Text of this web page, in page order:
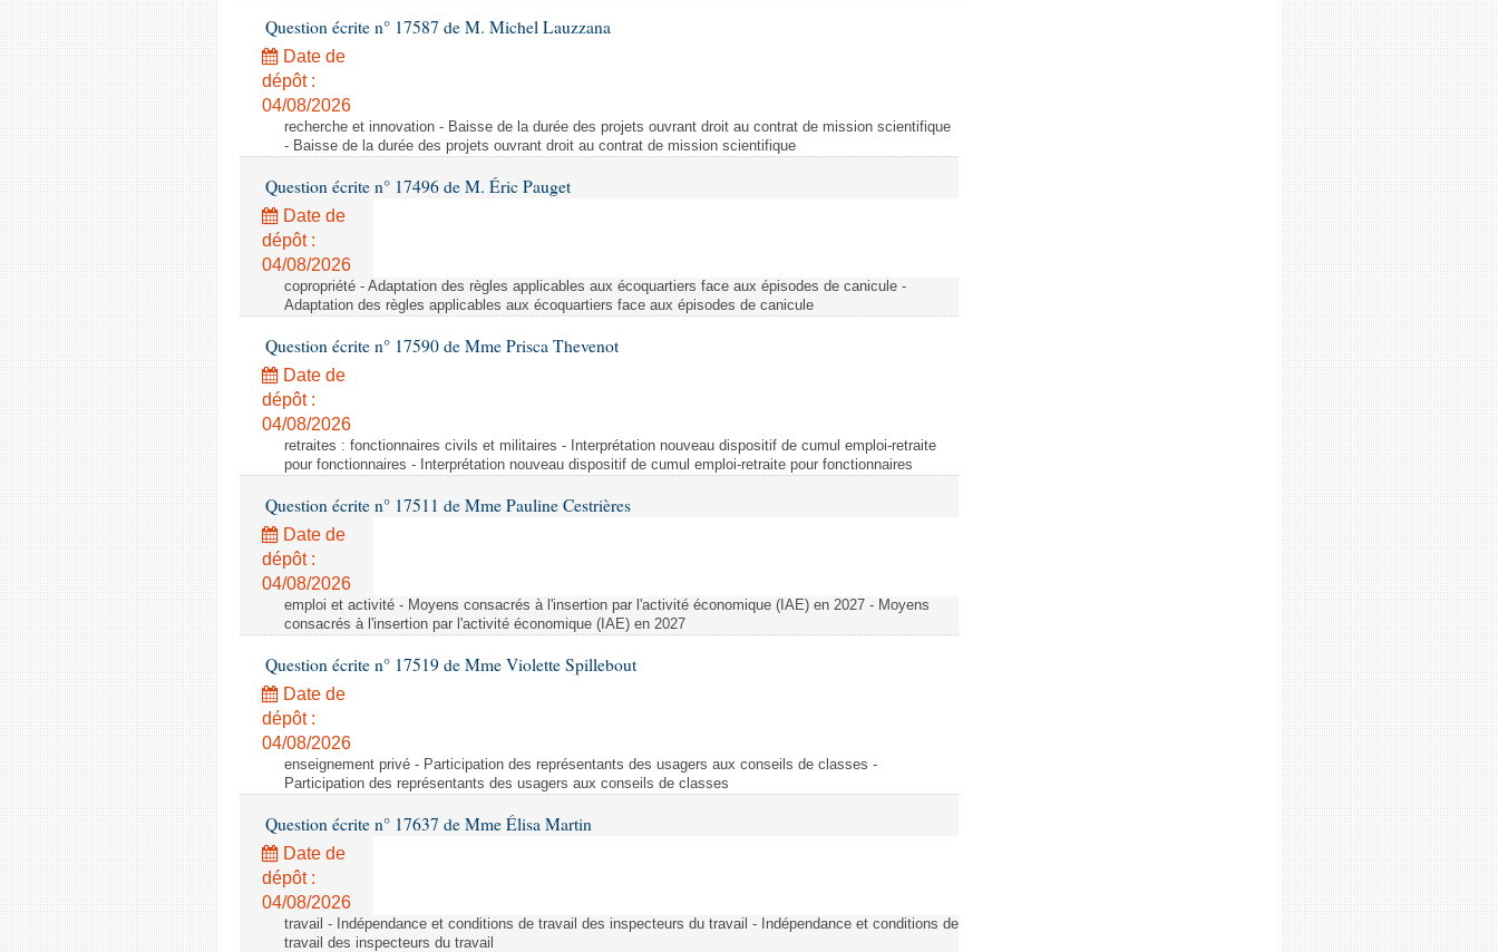
Question écrite n° 17587 de M. Michel Lauzzana
Date de
dépôt :
04/08/2026
recherche et innovation - Baisse de la durée des projets ouvrant droit au contrat de mission scientifique
- Baisse de la durée des projets ouvrant droit au contrat de mission scientifique
Question écrite n° 17496 de M. Éric Pauget
Date de
dépôt :
04/08/2026
copropriété - Adaptation des règles applicables aux écoquartiers face aux épisodes de canicule -
Adaptation des règles applicables aux écoquartiers face aux épisodes de canicule
Question écrite n° 17590 de Mme Prisca Thevenot
Date de
dépôt :
04/08/2026
retraites : fonctionnaires civils et militaires - Interprétation nouveau dispositif de cumul emploi-retraite
pour fonctionnaires - Interprétation nouveau dispositif de cumul emploi-retraite pour fonctionnaires
Question écrite n° 17511 de Mme Pauline Cestrières
Date de
dépôt :
04/08/2026
emploi et activité - Moyens consacrés à l'insertion par l'activité économique (IAE) en 2027 - Moyens
consacrés à l'insertion par l'activité économique (IAE) en 2027
Question écrite n° 17519 de Mme Violette Spillebout
Date de
dépôt :
04/08/2026
enseignement privé - Participation des représentants des usagers aux conseils de classes -
Participation des représentants des usagers aux conseils de classes
Question écrite n° 17637 de Mme Élisa Martin
Date de
dépôt :
04/08/2026
travail - Indépendance et conditions de travail des inspecteurs du travail - Indépendance et conditions de
travail des inspecteurs du travail